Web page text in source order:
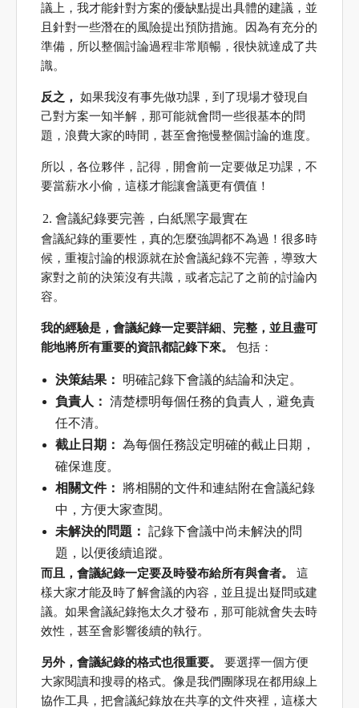
議上，我才能針對方案的優缺點提出具體的建議，並
且針對一些潛在的風險提出預防措施。因為有充分的
準備，所以整個討論過程非常順暢，很快就達成了共
識。
反之，
如果我沒有事先做功課，到了現場才發現自
己對方案一知半解，那可能就會問一些很基本的問
題，浪費大家的時間，甚至會拖慢整個討論的進度。
所以，各位夥伴，記得，開會前一定要做足功課，不
要當薪水小偷，這樣才能讓會議更有價值！
會議紀錄要完善，白紙黑字最實在
會議紀錄的重要性，真的怎麼強調都不為過！很多時
候，重複討論的根源就在於會議紀錄不完善，導致大
家對之前的決策沒有共識，或者忘記了之前的討論內
容。
我的經驗是，會議紀錄一定要詳細、完整，並且盡可
能地將所有重要的資訊都記錄下來。
包括：
決策結果：
明確記錄下會議的結論和決定。
負責人： 清楚標明每個任務的負責人，避免責
任不清。
截止日期： 為每個任務設定明確的截止日期，
確保進度。
相關文件：
將相關的文件和連結附在會議紀錄
中，方便大家查閱。
未解決的問題： 記錄下會議中尚未解決的問
題，以便後續追蹤。
而且，會議紀錄一定要及時發布給所有與會者。
這
樣大家才能及時了解會議的內容，並且提出疑問或建
議。如果會議紀錄拖太久才發布，那可能就會失去時
效性，甚至會影響後續的執行。
另外，會議紀錄的格式也很重要。
要選擇一個方便
大家閱讀和搜尋的格式。像是我們團隊現在都用線上
協作工具，把會議紀錄放在共享的文件夾裡，這樣大